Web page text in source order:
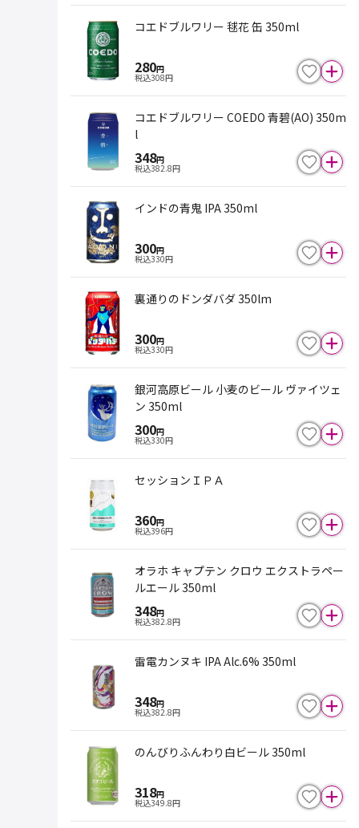
コエドブルワリー 毬花 缶 350ml
280円
税込308円
コエドブルワリー COEDO 青碧(AO) 350m
l
348円
税込382.8円
インドの青鬼 IPA 350ml
300円
税込330円
裏通りのドンダバダ 350lm
300円
税込330円
銀河高原ビール 小麦のビール ヴァイツェ
ン 350ml
300円
税込330円
セッションＩＰＡ
360円
税込396円
オラホ キャプテン クロウ エクストラペー
ルエール 350ml
348円
税込382.8円
雷電カンヌキ IPA Alc.6% 350ml
348円
税込382.8円
のんびりふんわり白ビール 350ml
318円
税込349.8円